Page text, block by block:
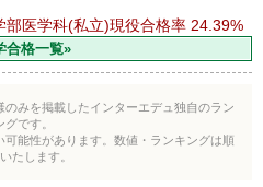
部医学科(私立)現役合格率 24.39%
合格一覧»
みを掲載したインターエデュ独自のラン
グです。
能性があります。数値・ランキングは順
たします。